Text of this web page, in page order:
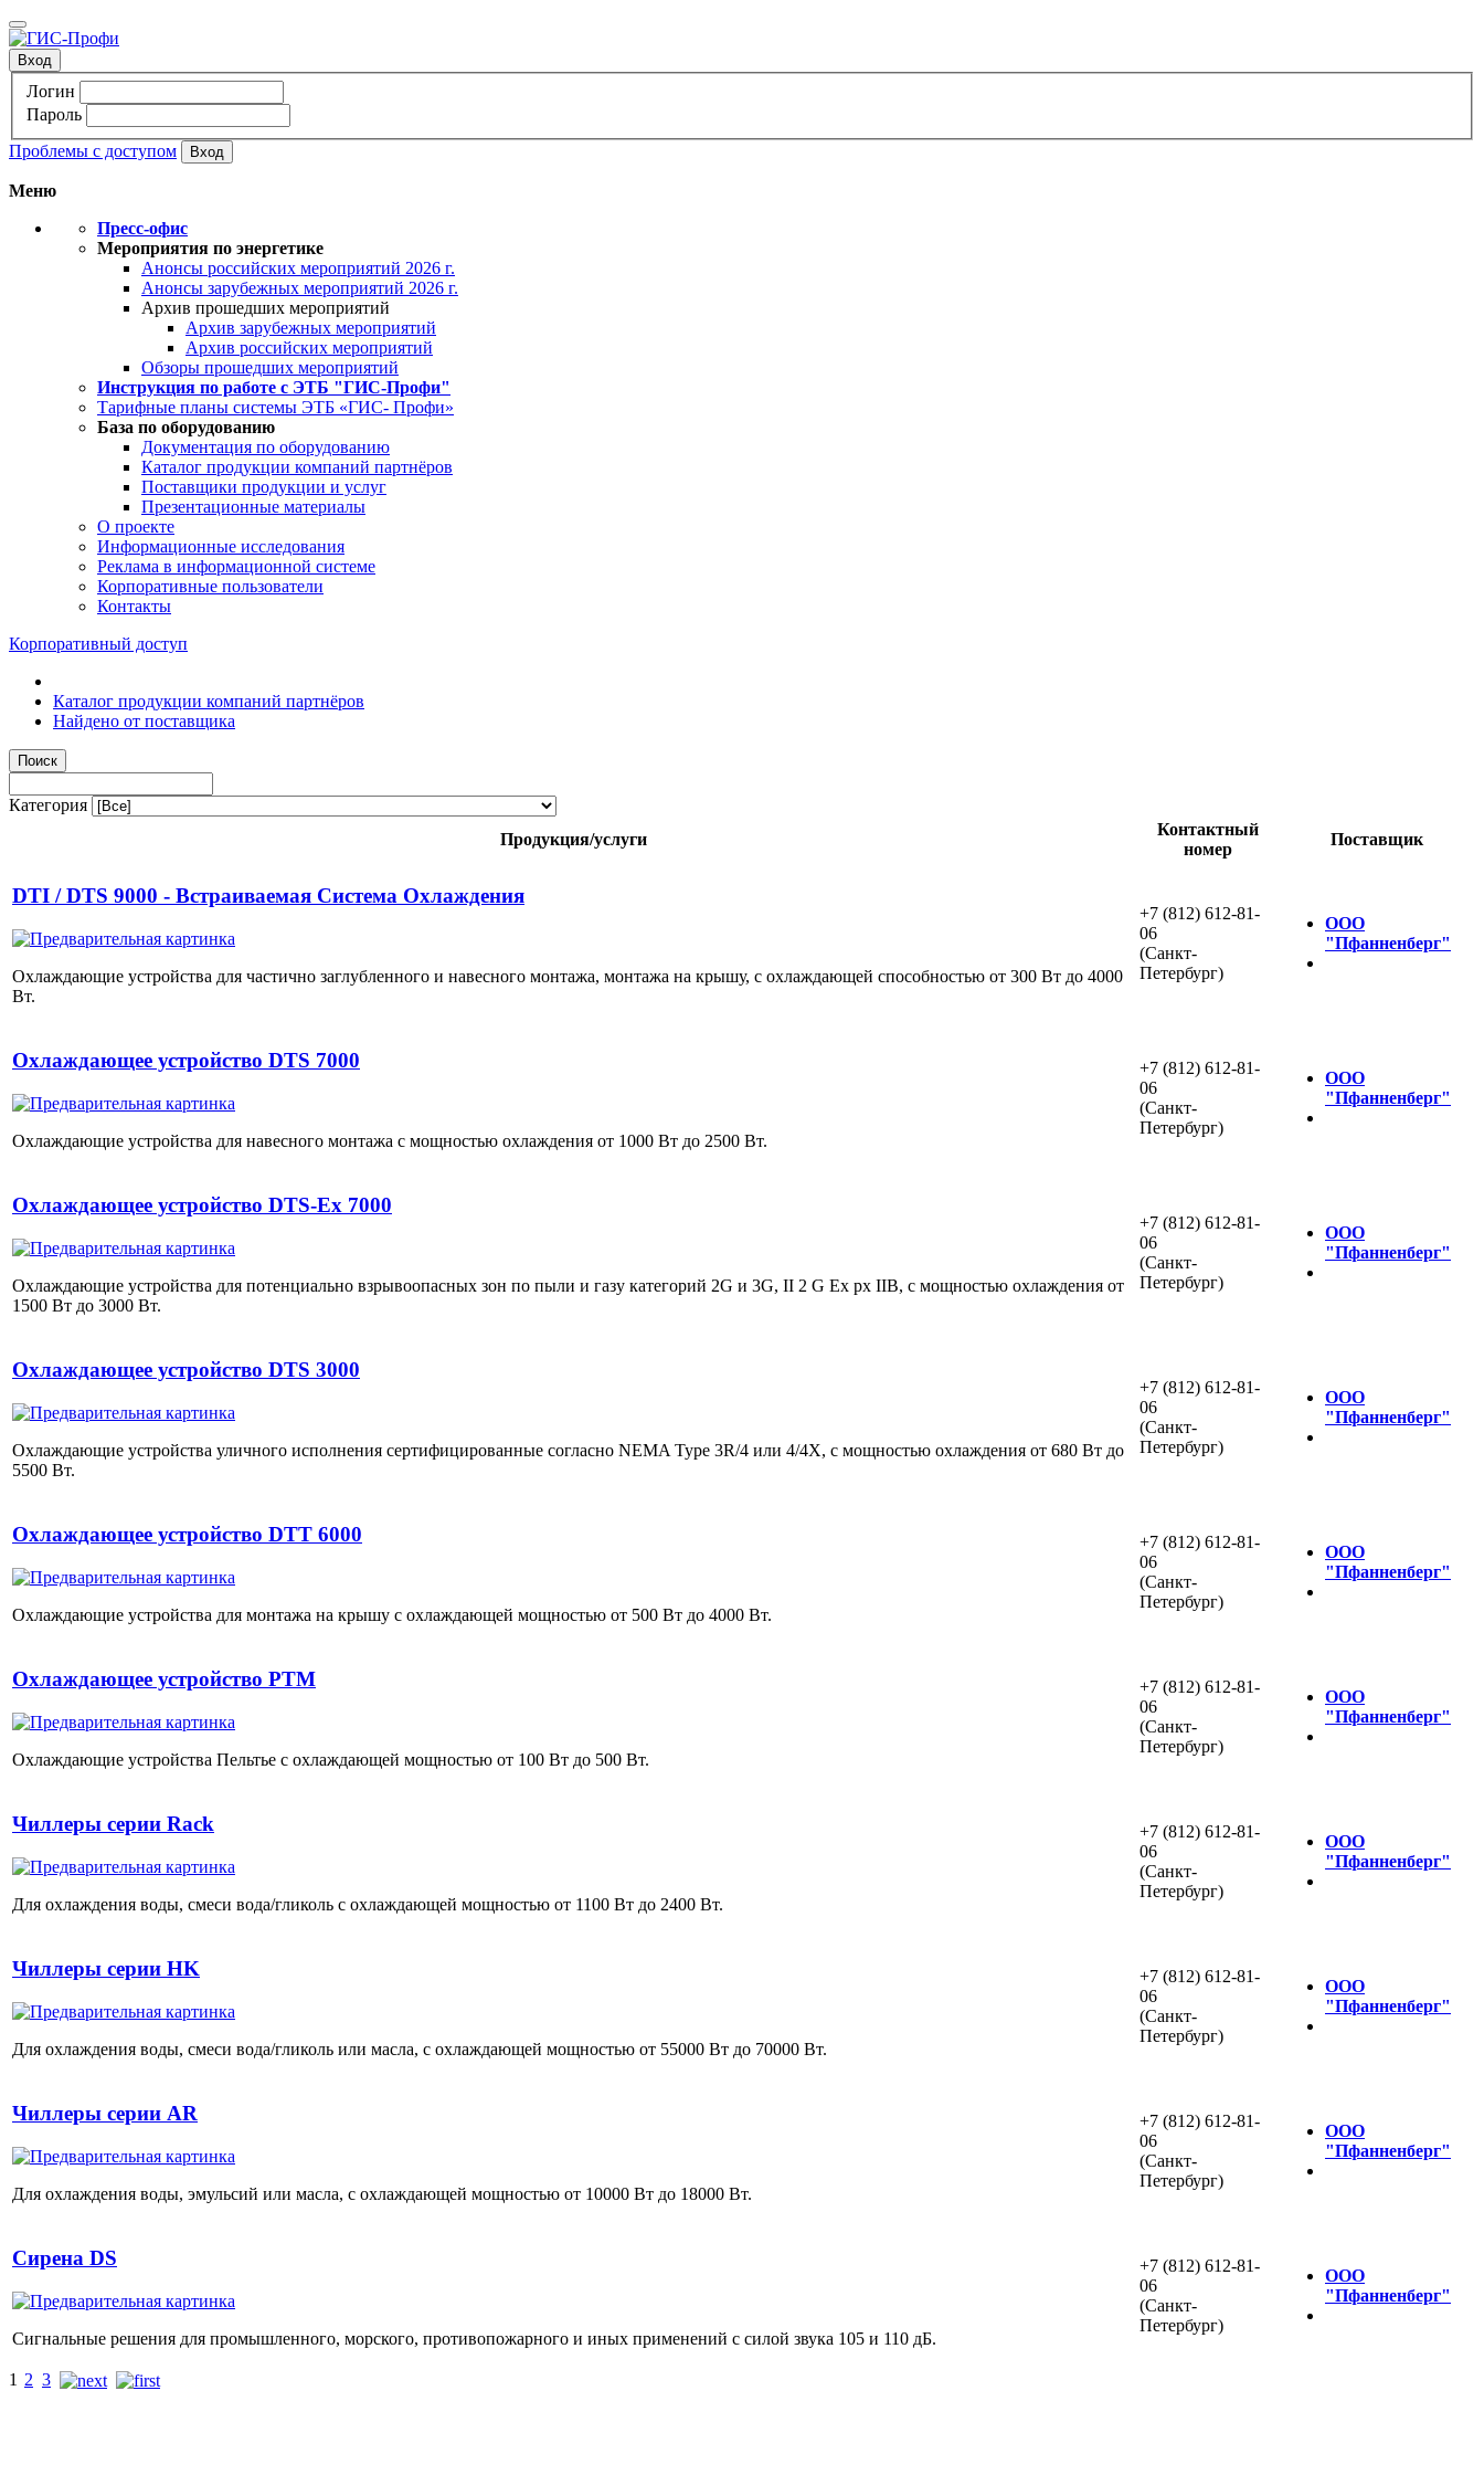
Вход
Логин
Пароль
Проблемы с доступом
Меню
Пресс-офис
Мероприятия по энергетике
Анонсы российских мероприятий 2026 г.
Анонсы зарубежных мероприятий 2026 г.
Архив прошедших мероприятий
Архив зарубежных мероприятий
Архив российских мероприятий
Обзоры прошедших мероприятий
Инструкция по работе с ЭТБ "ГИС-Профи"
Тарифные планы системы ЭТБ «ГИС- Профи»
База по оборудованию
Документация по оборудованию
Каталог продукции компаний партнёров
Поставщики продукции и услуг
Презентационные материалы
О проекте
Информационные исследования
Реклама в информационной системе
Корпоративные пользователи
Контакты
Корпоративный доступ
Каталог продукции компаний партнёров
Найдено от поставщика
Категория
Продукция/услуги
Контактный
номер
Поставщик
DTI / DTS 9000 - Встраиваемая Система Охлаждения
Охлаждающие устройства для частично заглубленного и навесного монтажа, монтажа на крышу, с охлаждающей способностью от 300 Вт до 4000
Вт.
+7 (812) 612-81-
06
(Санкт-
Петербург)
ООО
"Пфанненберг"
Охлаждающее устройство DTS 7000
Охлаждающие устройства для навесного монтажа с мощностью охлаждения от 1000 Вт до 2500 Вт.
+7 (812) 612-81-
06
(Санкт-
Петербург)
ООО
"Пфанненберг"
Охлаждающее устройство DTS-Ex 7000
Охлаждающие устройства для потенциально взрывоопасных зон по пыли и газу категорий 2G и 3G, II 2 G Ex px IIB, с мощностью охлаждения от
1500 Вт до 3000 Вт.
+7 (812) 612-81-
06
(Санкт-
Петербург)
ООО
"Пфанненберг"
Охлаждающее устройство DTS 3000
Охлаждающие устройства уличного исполнения сертифицированные согласно NEMA Type 3R/4 или 4/4X, с мощностью охлаждения от 680 Вт до
5500 Вт.
+7 (812) 612-81-
06
(Санкт-
Петербург)
ООО
"Пфанненберг"
Охлаждающее устройство DTT 6000
Охлаждающие устройства для монтажа на крышу с охлаждающей мощностью от 500 Вт до 4000 Вт.
+7 (812) 612-81-
06
(Санкт-
Петербург)
ООО
"Пфанненберг"
Охлаждающее устройство PTM
Охлаждающие устройства Пельтье с охлаждающей мощностью от 100 Вт до 500 Вт.
+7 (812) 612-81-
06
(Санкт-
Петербург)
ООО
"Пфанненберг"
Чиллеры серии Rack
Для охлаждения воды, смеси вода/гликоль с охлаждающей мощностью от 1100 Вт до 2400 Вт.
+7 (812) 612-81-
06
(Санкт-
Петербург)
ООО
"Пфанненберг"
Чиллеры серии HK
Для охлаждения воды, смеси вода/гликоль или масла, с охлаждающей мощностью от 55000 Вт до 70000 Вт.
+7 (812) 612-81-
06
(Санкт-
Петербург)
ООО
"Пфанненберг"
Чиллеры серии AR
Для охлаждения воды, эмульсий или масла, с охлаждающей мощностью от 10000 Вт до 18000 Вт.
+7 (812) 612-81-
06
(Санкт-
Петербург)
ООО
"Пфанненберг"
Сирена DS
Сигнальные решения для промышленного, морского, противопожарного и иных применений с силой звука 105 и 110 дБ.
+7 (812) 612-81-
06
(Санкт-
Петербург)
ООО
"Пфанненберг"
1 2 3